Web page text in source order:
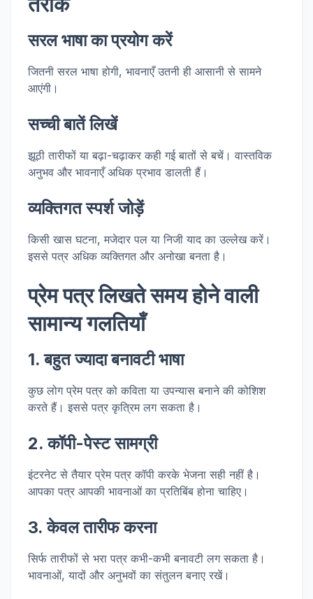
सरल भाषा का प्रयोग करें
जितनी सरल भाषा होगी, भावनाएँ उतनी ही आसानी से सामने
आएंगी।
सच्ची बातें लिखें
झूठी तारीफों या बढ़ा-चढ़ाकर कही गई बातों से बचें। वास्तविक
अनुभव और भावनाएँ अधिक प्रभाव डालती हैं।
व्यक्तिगत स्पर्श जोड़ें
किसी खास घटना, मजेदार पल या निजी याद का उल्लेख करें।
इससे पत्र अधिक व्यक्तिगत और अनोखा बनता है।
प्रेम पत्र लिखते समय होने वाली
सामान्य गलतियाँ
1. बहुत ज्यादा बनावटी भाषा
कुछ लोग प्रेम पत्र को कविता या उपन्यास बनाने की कोशिश
करते हैं। इससे पत्र कृत्रिम लग सकता है।
2. कॉपी-पेस्ट सामग्री
इंटरनेट से तैयार प्रेम पत्र कॉपी करके भेजना सही नहीं है।
आपका पत्र आपकी भावनाओं का प्रतिबिंब होना चाहिए।
3. केवल तारीफ करना
सिर्फ तारीफों से भरा पत्र कभी-कभी बनावटी लग सकता है।
भावनाओं, यादों और अनुभवों का संतुलन बनाए रखें।